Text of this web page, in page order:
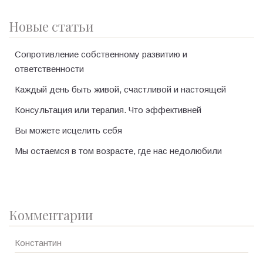
Новые статьи
Сопротивление собственному развитию и
ответственности
Каждый день быть живой, счастливой и настоящей
Консультация или терапия. Что эффективней
Вы можете исцелить себя
Мы остаемся в том возрасте, где нас недолюбили
Комментарии
Константин